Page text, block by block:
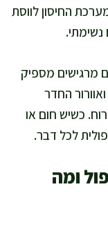
החיסון לווסת
מרגישים מספיק
החדר
כשיש חום או
לכל דבר.
ומה